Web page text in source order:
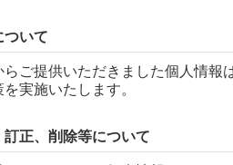
いて
ご提供いただきました個人情
実施いたします。
正、削除等について